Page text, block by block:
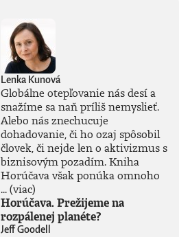
Lenka Kunová
Globálne otepľovanie nás desí a
snažíme sa naň príliš nemyslieť.
Alebo nás znechucuje
dohadovanie, či ho ozaj spôsobil
človek, či nejde len o aktivizmus s
biznisovým pozadím. Kniha
Horúčava však ponúka omnoho
...(viac)
Horúčava. Prežijeme na
rozpálenej planéte?
Jeff Goodell